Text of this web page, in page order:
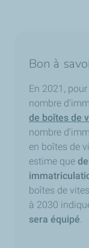
Bon à
En 2021,
nombre
de boîtes de
nombre
en boîtes de
estime que
boîtes de
à 2030
sera équipé.